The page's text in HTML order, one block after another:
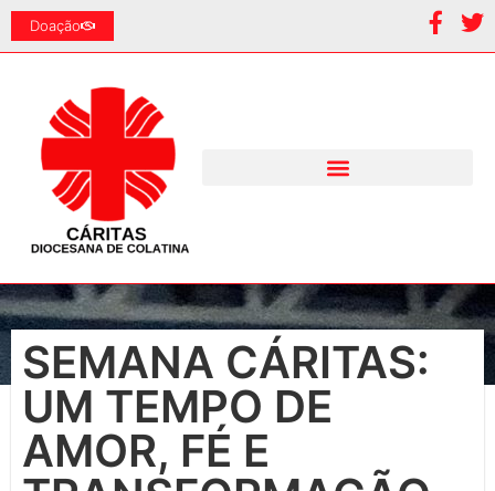
Doação
SEMANA CÁRITAS:
UM TEMPO DE
AMOR, FÉ E